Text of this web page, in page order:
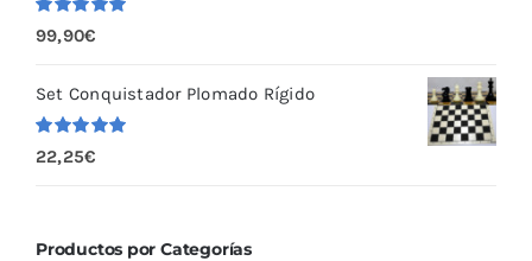
Valorado
con 5.00
99,90€
Set Conquistador Plomado Rígido
Valorado
con
5.00
22,25€
Productos por Categorías